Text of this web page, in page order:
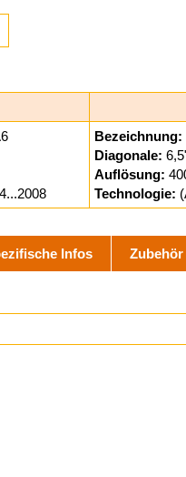
Bezeichnung:
Diagonale:
Auflösung:
Technologie:
Infos Zubehör